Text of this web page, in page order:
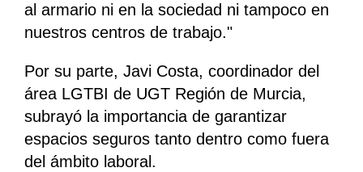
al armario ni en la sociedad ni tampoco en
nuestros centros de trabajo."
Por su parte, Javi Costa, coordinador del
área LGTBI de UGT Región de Murcia,
subrayó la importancia de garantizar
espacios seguros tanto dentro como fuera
del ámbito laboral.